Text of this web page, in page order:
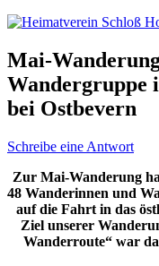
Mai-
Wandergruppe
bei Ostbevern
Schreibe eine Antwort
Zur Mai-Wanderung
48 Wanderinnen und
auf die Fahrt in das
Ziel unserer
Wanderroute“ war